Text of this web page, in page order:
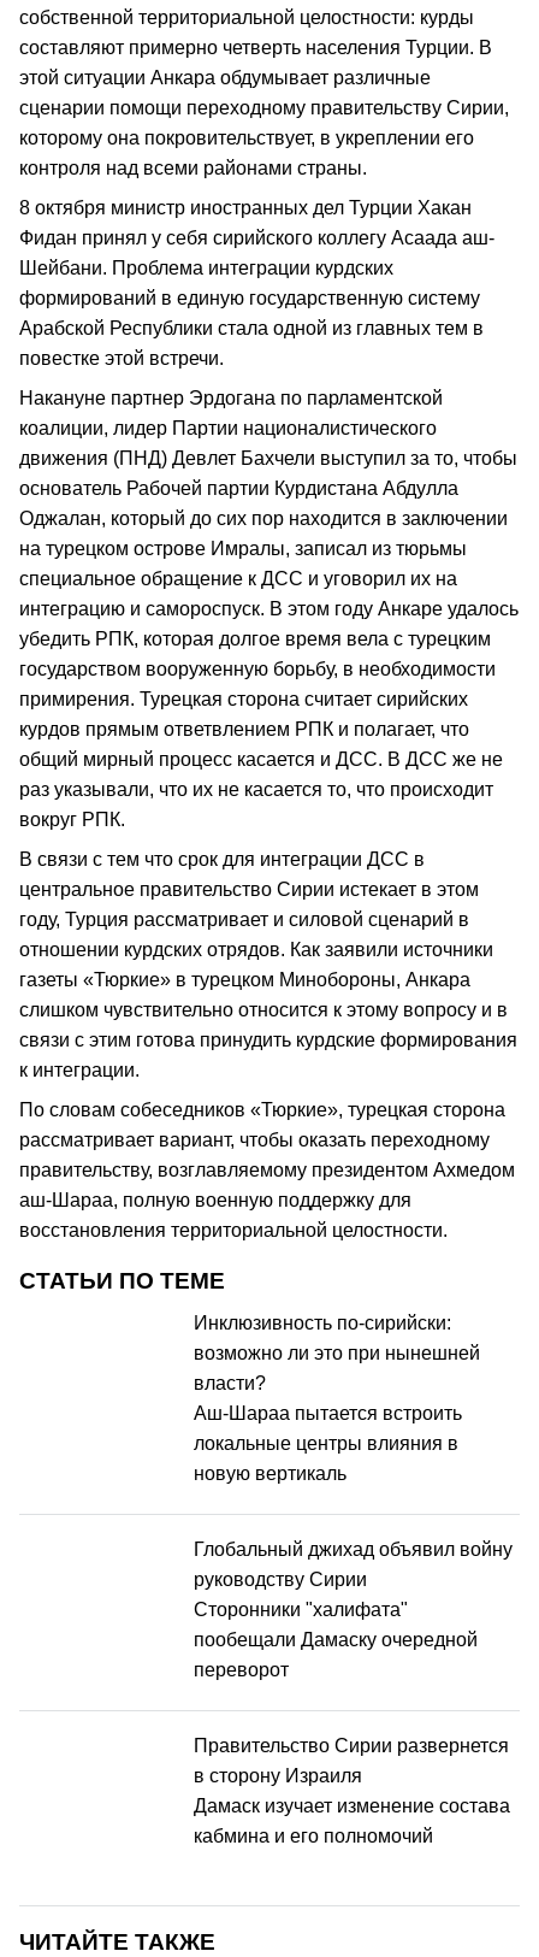
собственной территориальной целостности: курды
составляют примерно четверть населения Турции. В
этой ситуации Анкара обдумывает различные
сценарии помощи переходному правительству Сирии,
которому она покровительствует, в укреплении его
контроля над всеми районами страны.
8 октября министр иностранных дел Турции Хакан
Фидан принял у себя сирийского коллегу Асаада аш-
Шейбани. Проблема интеграции курдских
формирований в единую государственную систему
Арабской Республики стала одной из главных тем в
повестке этой встречи.
Накануне партнер Эрдогана по парламентской
коалиции, лидер Партии националистического
движения (ПНД) Девлет Бахчели выступил за то, чтобы
основатель Рабочей партии Курдистана Абдулла
Оджалан, который до сих пор находится в заключении
на турецком острове Имралы, записал из тюрьмы
специальное обращение к ДСС и уговорил их на
интеграцию и самороспуск. В этом году Анкаре удалось
убедить РПК, которая долгое время вела с турецким
государством вооруженную борьбу, в необходимости
примирения. Турецкая сторона считает сирийских
курдов прямым ответвлением РПК и полагает, что
общий мирный процесс касается и ДСС. В ДСС же не
раз указывали, что их не касается то, что происходит
вокруг РПК.
В связи с тем что срок для интеграции ДСС в
центральное правительство Сирии истекает в этом
году, Турция рассматривает и силовой сценарий в
отношении курдских отрядов. Как заявили источники
газеты «Тюркие» в турецком Минобороны, Анкара
слишком чувствительно относится к этому вопросу и в
связи с этим готова принудить курдские формирования
к интеграции.
По словам собеседников «Тюркие», турецкая сторона
рассматривает вариант, чтобы оказать переходному
правительству, возглавляемому президентом Ахмедом
аш-Шараа, полную военную поддержку для
восстановления территориальной целостности.
СТАТЬИ ПО ТЕМЕ
Инклюзивность по-сирийски:
возможно ли это при нынешней
власти?
Аш-Шараа пытается встроить
локальные центры влияния в
новую вертикаль
Глобальный джихад объявил войну
руководству Сирии
Сторонники "халифата"
пообещали Дамаску очередной
переворот
Правительство Сирии развернется
в сторону Израиля
Дамаск изучает изменение состава
кабмина и его полномочий
ЧИТАЙТЕ ТАКЖЕ